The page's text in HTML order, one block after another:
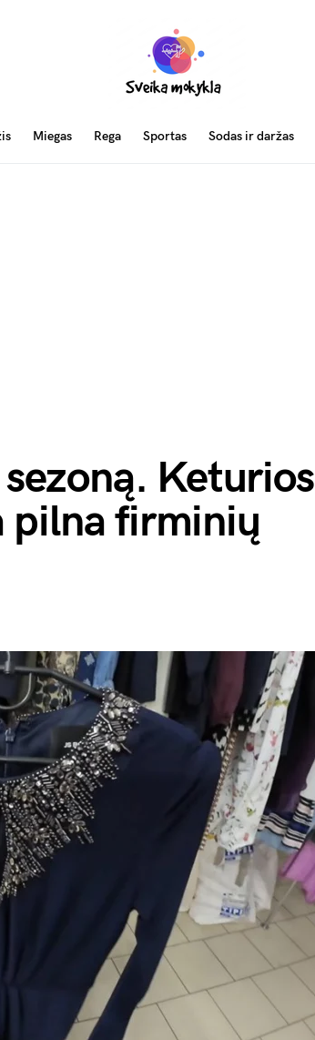
Miegas Rega Sportas Sodas ir daržas
Keturios
pilna firminių